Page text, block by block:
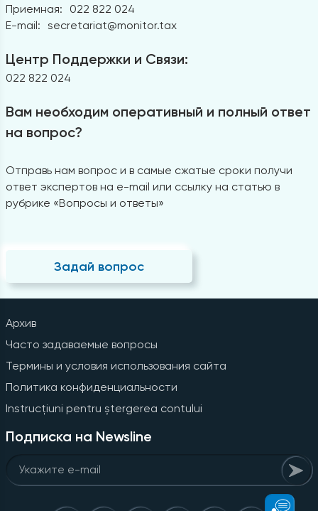
Приемная:
022 822 024
E-mail: secretariat@monitor.tax
Центр Поддержки и Связи:
022 822 024
Вам необходим оперативный и полный ответ
на вопрос?
Отправь нам вопрос и в самые сжатые сроки получи
ответ экспертов на e-mail или ссылку на статью в
рубрике «Вопросы и ответы»
Задай вопрос
Архив
Часто задаваемые вопросы
Термины и условия использования сайта
Политика конфиденциальности
Instrucțiuni pentru ștergerea contului
Подписка на Newsline